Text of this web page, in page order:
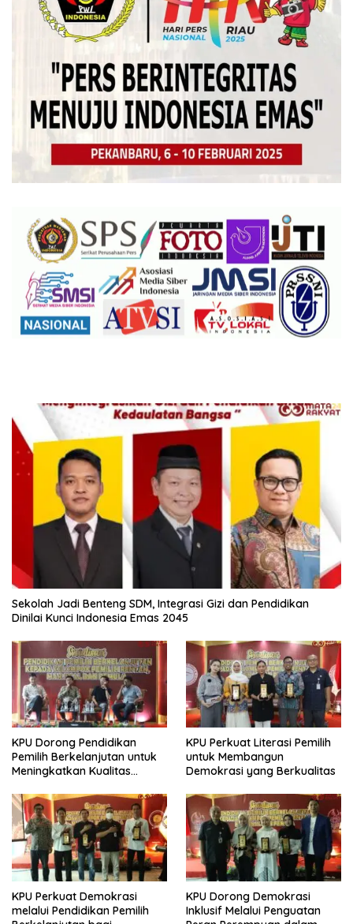
Sekolah Jadi Benteng SDM, Integrasi Gizi dan Pendidikan
Dinilai Kunci Indonesia Emas 2045
KPU Dorong Pendidikan
Pemilih Berkelanjutan untuk
Meningkatkan Kualitas
KPU Perkuat Literasi Pemilih
untuk Membangun
Demokrasi yang Berkualitas
KPU Perkuat Demokrasi
melalui Pendidikan Pemilih
KPU Dorong Demokrasi
Inklusif Melalui Penguatan